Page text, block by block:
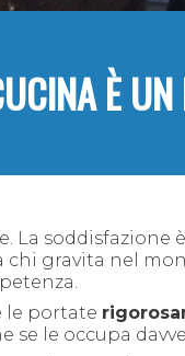
È
La
chi gravita nel
le portate
se le occupa